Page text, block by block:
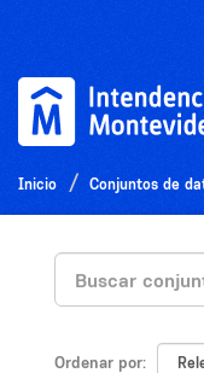
Inicio Conjuntos de
Ordenar por